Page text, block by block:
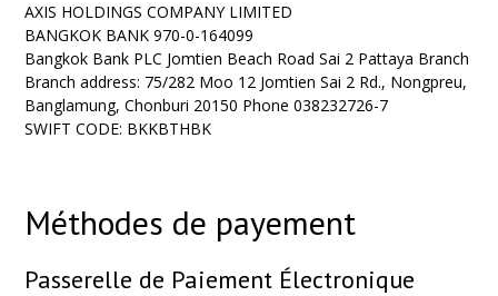
AXIS HOLDINGS COMPANY LIMITED
BANGKOK BANK 970-0-164099
Bangkok Bank PLC Jomtien Beach Road Sai 2 Pattaya Branch
Branch address: 75/282 Moo 12 Jomtien Sai 2 Rd., Nongpreu,
Banglamung, Chonburi 20150 Phone 038232726-7
SWIFT CODE: BKKBTHBK
Méthodes de payement
Passerelle de Paiement Électronique